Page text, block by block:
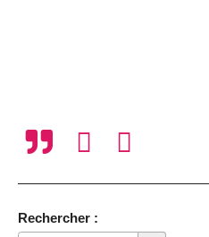
Rechercher :